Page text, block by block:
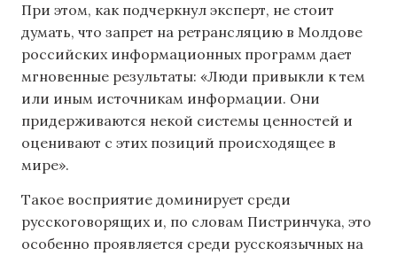
При этом, как подчеркнул эксперт, не стоит
думать, что запрет на ретрансляцию в Молдове
российских информационных программ дает
мгновенные результаты: «Люди привыкли к тем
или иным источникам информации. Они
придерживаются некой системы ценностей и
оценивают с этих позиций происходящее в
мире».
Такое восприятие доминирует среди
русскоговорящих и, по словам Пистринчука, это
особенно проявляется среди русскоязычных на